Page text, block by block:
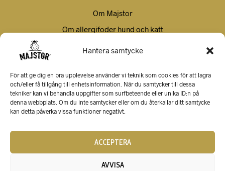
Hantera samtycke
För att ge dig en bra upplevelse använder vi teknik som cookies för att lagra
och/eller få tillgång till enhetsinformation. När du samtycker till dessa
tekniker kan vi behandla uppgifter som surfbeteende eller unika ID:n på
denna webbplats. Om du inte samtycker eller om du återkallar ditt samtycke
kan detta påverka vissa funktioner negativt.
ACCEPTERA
AVVISA
Om Majstor
Om allergifoder hund och katt